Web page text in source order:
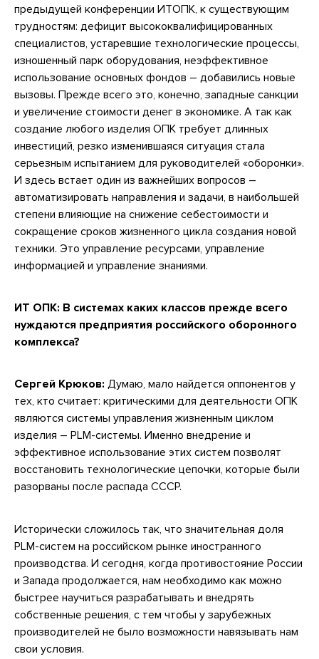
предыдущей конференции ИТОПК, к существующим
трудностям: дефицит высококвалифицированных
специалистов, устаревшие технологические процессы,
изношенный парк оборудования, неэффективное
использование основных фондов – добавились новые
вызовы. Прежде всего это, конечно, западные санкции
и увеличение стоимости денег в экономике. А так как
создание любого изделия ОПК требует длинных
инвестиций, резко изменившаяся ситуация стала
серьезным испытанием для руководителей «оборонки».
И здесь встает один из важнейших вопросов –
автоматизировать направления и задачи, в наибольшей
степени влияющие на снижение себестоимости и
сокращение сроков жизненного цикла создания новой
техники. Это управление ресурсами, управление
информацией и управление знаниями.
ИТ ОПК: В системах каких классов прежде всего
нуждаются предприятия российского оборонного
комплекса?
Сергей Крюков: Думаю, мало найдется оппонентов у
тех, кто считает: критическими для деятельности ОПК
являются системы управления жизненным циклом
изделия – PLM-системы. Именно внедрение и
эффективное использование этих систем позволят
восстановить технологические цепочки, которые были
разорваны после распада СССР.
Исторически сложилось так, что значительная доля
PLM-систем на российском рынке иностранного
производства. И сегодня, когда противостояние России
и Запада продолжается, нам необходимо как можно
быстрее научиться разрабатывать и внедрять
собственные решения, с тем чтобы у зарубежных
производителей не было возможности навязывать нам
свои условия.